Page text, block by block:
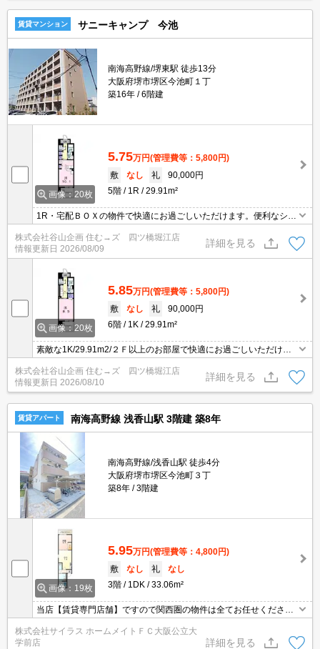
賃貸マンション サニーキャンプ 今池
南海高野線/堺東駅 徒歩13分
大阪府堺市堺区今池町１丁
築16年
6階建
画像：20枚
5.75万円(管理費等：5,800円)
敷
なし 礼
90,000円
5階
1R 29.91m²
1R・宅配ＢＯＸの物件で快適にお過ごしいただけます。便利なシス
テムキッチン/カウンターキッチン/ＩＨクッキングヒーターでお料理
好きの方にはぴったりの設備が充実。便利なシューズボックス/温水
洗浄便座/照明付きと素敵な設備が充実しています お部屋探しなら株
式会社谷山企画。スーパー1400m・ドラッグストア1200mは便利で
株式会社谷山企画 住む→ズ 四ツ橋堀江店
情報更新日 2026/08/09
詳細を見る
画像：20枚
5.85万円(管理費等：5,800円)
敷
なし 礼
90,000円
6階
1K 29.91m²
素敵な1K/29.91m2/２Ｆ以上のお部屋で快適にお過ごしいただけま
す 契約金はクレジット決済がご利用できます。室内洗濯機置場など
設備もバッチリですよ 便利なＩＨクッキングヒーター/システムキッ
チンでお料理も楽しめますよ。ぜひ株式会社谷山企画までご連絡く
ださいませ。オートロック/防犯カメラを備えており安心して生活で
き
株式会社谷山企画 住む→ズ 四ツ橋堀江店
情報更新日 2026/08/10
詳細を見る
賃貸アパート 南海高野線 浅香山駅 3階建 築8年
南海高野線/浅香山駅 徒歩4分
大阪府堺市堺区今池町３丁
築8年
3階建
画像：19枚
5.95万円(管理費等：4,800円)
敷
なし 礼
なし
3階
1DK 33.06m²
当店【賃貸専門店舗】ですので関西圏の物件は全てお任せくださ
い！どこにある物件でも当店までお気軽にお問い合わせくださいま
せ♪初期費用がご心配な方はクレジット決済が可能ですので安心して
お部屋探し頂けます。
株式会社サイラス ホームメイトＦＣ大阪公立大
学前店
詳細を見る